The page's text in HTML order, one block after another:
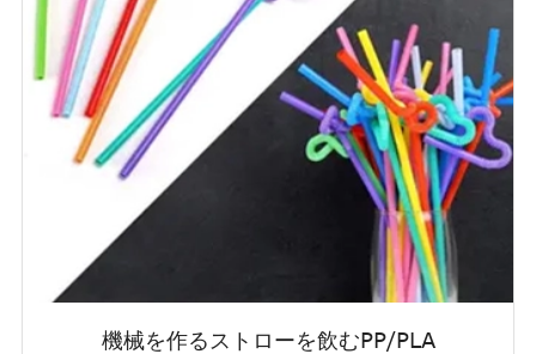
機械を作るストローを飲むPP/PLA